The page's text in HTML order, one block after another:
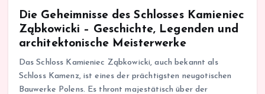
Die Geheimnisse des Schlosses Kamieniec
Ząbkowicki – Geschichte, Legenden und
architektonische Meisterwerke
Das Schloss Kamieniec Ząbkowicki, auch bekannt als
Schloss Kamenz, ist eines der prächtigsten neugotischen
Bauwerke Polens. Es thront majestätisch über der